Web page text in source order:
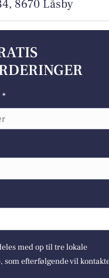
8670 Låsby
med op til tre lokale
efterfølgende vil